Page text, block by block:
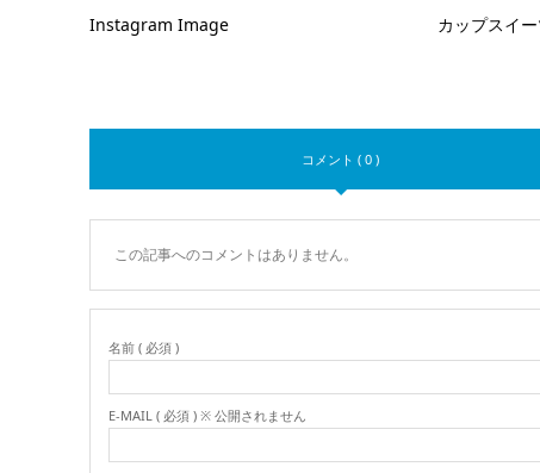
Instagram Image カップスイ
コメント ( 0 )
この記事へのコメントはありません。
名前 ( 必須 )
E-MAIL ( 必須 ) ※ 公開されません